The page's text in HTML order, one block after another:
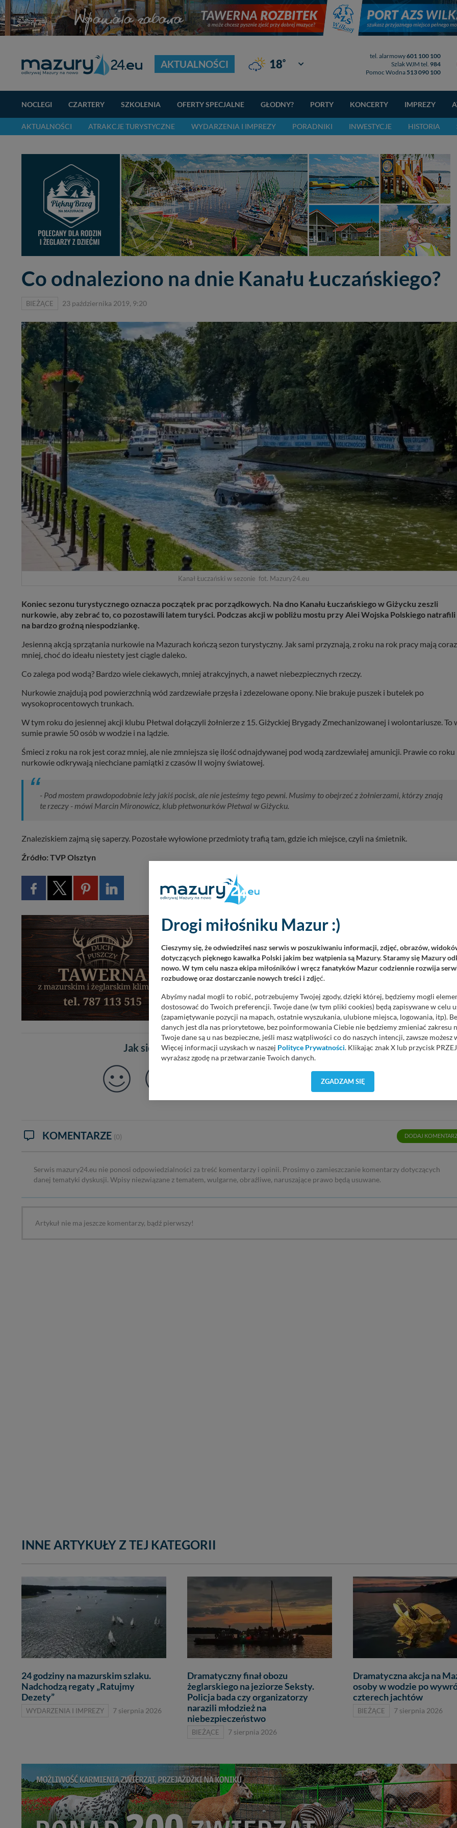
AKTUALNOŚCI 18° Giżycko
tel. alarmowy601 100 100
Szlak WJM tel. 984
Pomoc Wodna 513 090 100
NOCLEGI CZARTERY SZKOLENIA OFERTY SPECJALNE GŁODNY? PORTY KONCERTY IMPREZY
AKTUALNOŚCI ATRAKCJE TURYSTYCZNE WYDARZENIA I IMPREZY PORADNIKI INWESTYCJE HISTORIA
Co odnaleziono na dnie Kanału Łuczańskiego?
BIEŻĄCE 23 października 2019, 9:20
Kanał Łuczański w sezonie fot. Mazury24.eu
Koniec sezonu turystycznego oznacza początek prac porządkowych. Na dno Kanału Łuczańskiego w Giżycku zeszli
nurkowie, aby zebrać to, co pozostawili latem turyści. Podczas akcji w pobliżu mostu przy Alei Wojska Polskiego natrafili
na bardzo groźną niespodziankę.
Jesienną akcją sprzątania nurkowie na Mazurach kończą sezon turystyczny. Jak sami przyznają, z roku na rok pracy mają coraz
mniej, choć do ideału niestety jest ciągle daleko.
Co zalega pod wodą? Bardzo wiele ciekawych, mniej atrakcyjnych, a nawet niebezpiecznych rzeczy.
Nurkowie znajdują pod powierzchnią wód zardzewiałe przęsła i zdezelowane opony. Nie brakuje puszek i butelek po
wysokoprocentowych trunkach.
W tym roku do jesiennej akcji klubu Płetwal dołączyli żołnierze z 15. Giżyckiej Brygady Zmechanizowanej i wolontariusze. To
sumie prawie 50 osób w wodzie i na lądzie.
Śmieci z roku na rok jest coraz mniej, ale nie zmniejsza się ilość odnajdywanej pod wodą zardzewiałej amunicji. Prawie co roku
nurkowie odkrywają niechciane pamiątki z czasów II wojny światowej.
- Pod mostem prawdopodobnie leży jakiś pocisk, ale nie jesteśmy tego pewni. Musimy to obejrzeć z żołnierzami, którzy znają
te rzeczy - mówi Marcin Mironowicz, klub płetwonurków Płetwal w Giżycku.
Znaleziskiem zajmą się saperzy. Pozostałe wyłowione przedmioty trafią tam, gdzie ich miejsce, czyli na śmietnik.
Źródło: TVP Olsztyn
Jak się czujesz po przeczytaniu tego artykułu ?Głosów: 9
KOMENTARZE (0) DODAJ
Serwis mazury24.eu nie ponosi odpowiedzialności za treść komentarzy i opinii. Prosimy o zamieszczanie komentarzy dotyczących
danej tematyki dyskusji. Wpisy niezwiązane z tematem, wulgarne, obraźliwe, naruszające prawo będą usuwane.
Artykuł nie ma jeszcze komentarzy, bądź pierwszy!
INNE ARTYKUŁY Z TEJ KATEGORII
24 godziny na mazurskim szlaku.
Nadchodzą regaty „Ratujmy
Dezety”
WYDARZENIA I IMPREZY 7 sierpnia 2026
Dramatyczny finał obozu
żeglarskiego na jeziorze Seksty.
Policja bada czy organizatorzy
narazili młodzież na
niebezpieczeństwo
BIEŻĄCE 7 sierpnia 2026
Dramatyczna akcja na
osoby w wodzie po
czterech jachtów
BIEŻĄCE 7 sierpnia 2026
Drogi miłośniku Mazur :)
Cieszymy się, że odwiedziłeś nasz serwis w poszukiwaniu informacji, zdjęć, obrazów,
dotyczących pięknego kawałka Polski jakim bez wątpienia są Mazury. Staramy się Mazury
nowo. W tym celu nasza ekipa miłośników i wręcz fanatyków Mazur codziennie rozwija
rozbudowę oraz dostarczanie nowych treści i zdjęć.
Abyśmy nadal mogli to robić, potrzebujemy Twojej zgody, dzięki której, będziemy mogli
dostosować do Twoich preferencji. Twoje dane (w tym pliki cookies) będą zapisywane w celu
(zapamiętywanie pozycji na mapach, ostatnie wyszukania, ulubione miejsca, logowania, itp).
danych jest dla nas priorytetowe, bez poinformowania Ciebie nie będziemy zmieniać zakresu
Twoje dane są u nas bezpieczne, jeśli masz wątpliwości co do naszych intencji, zawsze możesz
Więcej informacji uzyskach w naszej Polityce Prywatności. Klikając znak X lub przycisk
wyrażasz zgodę na przetwarzanie Twoich danych.
Wyjątkiem jest sytuacja, gdy przekazanie Twoich danych jest elementem usługi (przekazanie
strony.
informacji zawartych w plikach cookies. Twoja przeglądarka umożliwia Ci skasowanie tych
przypadkach nie możemy tego zrobić za Ciebie.
ZGADZAM SIĘ